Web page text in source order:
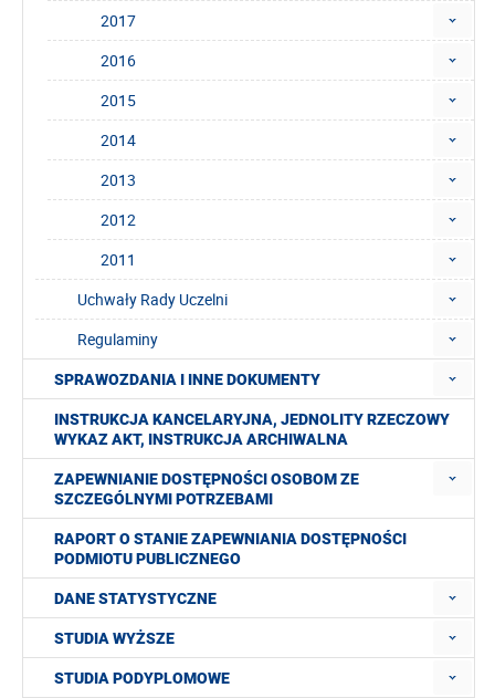
2017
2016
2015
2014
2013
2012
2011
Uchwały Rady Uczelni
Regulaminy
SPRAWOZDANIA I INNE DOKUMENTY
INSTRUKCJA KANCELARYJNA, JEDNOLITY RZECZOWY
WYKAZ AKT, INSTRUKCJA ARCHIWALNA
ZAPEWNIANIE DOSTĘPNOŚCI OSOBOM ZE
SZCZEGÓLNYMI POTRZEBAMI
RAPORT O STANIE ZAPEWNIANIA DOSTĘPNOŚCI
PODMIOTU PUBLICZNEGO
DANE STATYSTYCZNE
STUDIA WYŻSZE
STUDIA PODYPLOMOWE